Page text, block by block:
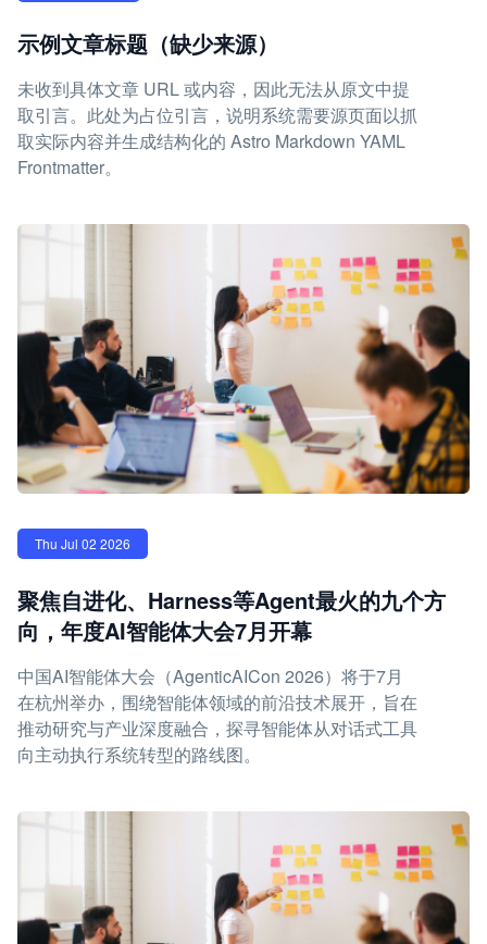
示例文章标题（缺少来源）
未收到具体文章 URL 或内容，因此无法从原文中提
取引言。此处为占位引言，说明系统需要源页面以抓
取实际内容并生成结构化的 Astro Markdown YAML
Frontmatter。
Thu Jul 02 2026
聚焦自进化、Harness等Agent最火的九个方
向，年度AI智能体大会7月开幕
中国AI智能体大会（AgenticAICon 2026）将于7月
在杭州举办，围绕智能体领域的前沿技术展开，旨在
推动研究与产业深度融合，探寻智能体从对话式工具
向主动执行系统转型的路线图。